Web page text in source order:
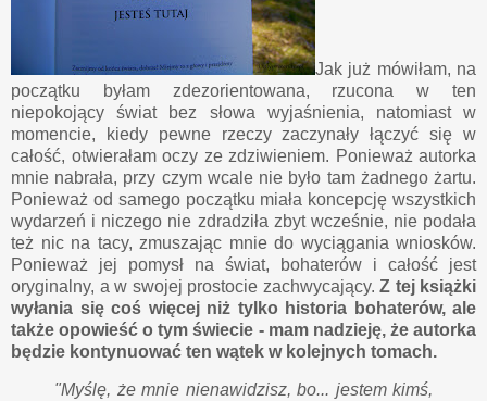
Jak już mówiłam, na
początku byłam zdezorientowana, rzucona w ten
niepokojący świat bez słowa wyjaśnienia, natomiast w
momencie, kiedy pewne rzeczy zaczynały łączyć się w
całość, otwierałam oczy ze zdziwieniem. Ponieważ autorka
mnie nabrała, przy czym wcale nie było tam żadnego żartu.
Ponieważ od samego początku miała koncepcję wszystkich
wydarzeń i niczego nie zdradziła zbyt wcześnie, nie podała
też nic na tacy, zmuszając mnie do wyciągania wniosków.
Ponieważ jej pomysł na świat, bohaterów i całość jest
oryginalny, a w swojej prostocie zachwycający. Z tej książki
wyłania się coś więcej niż tylko historia bohaterów, ale
także opowieść o tym świecie - mam nadzieję, że autorka
będzie kontynuować ten wątek w kolejnych tomach.
"Myślę, że mnie nienawidzisz, bo... jestem kimś,